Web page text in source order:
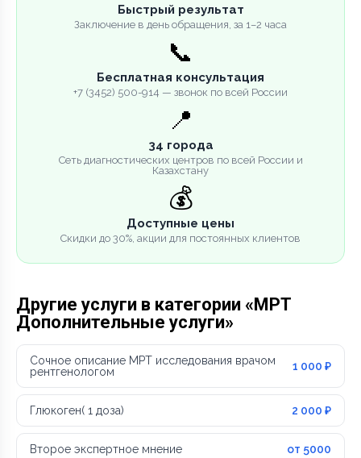
Быстрый результат
Заключение в день обращения, за 1–2 часа
📞
Бесплатная консультация
+7 (3452) 500-914 — звонок по всей России
📍
34 города
Сеть диагностических центров по всей России и
Казахстану
💰
Доступные цены
Скидки до 30%, акции для постоянных клиентов
Другие услуги в категории «МРТ
Дополнительные услуги»
Сочное описание МРТ исследования врачом
рентгенологом
1 000 ₽
Глюкоген( 1 доза) 2 000 ₽
Второе экспертное мнение от 5000